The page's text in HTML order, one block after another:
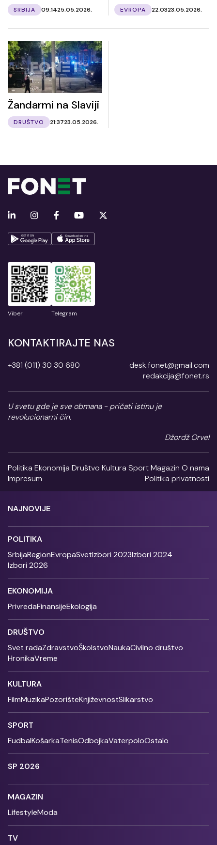
SRBIJA 09:1425.05.2026. EVROPA 22:0323.05.2026.
Žandarmi na Slaviji
DRUŠTVO 21:3723.05.2026.
Viber Telegram
KONTAKTIRAJTE NAS
+381 (011) 30 30 680
desk.fonet@gmail.com
redakcija@fonet.rs
U svetu gde je sve obmana - pričati istinu je
revolucionarni čin.
Džordž Orvel
Politika Ekonomija Društvo Kultura SportMagazin O nama
Impresum
Politika privatnosti
NAJNOVIJE
POLITIKA
SrbijaRegionEvropaSvetIzbori 2023Izbori 2024
Izbori 2026
EKONOMIJA
PrivredaFinansijeEkologija
DRUŠTVO
Svet radaZdravstvoŠkolstvoNaukaCivilno društvo
HronikaVreme
KULTURA
FilmMuzikaPozorišteKnjiževnostSlikarstvo
SPORT
FudbalKošarkaTenisOdbojkaVaterpoloOstalo
SP 2026
MAGAZIN
LifestyleModa
TV